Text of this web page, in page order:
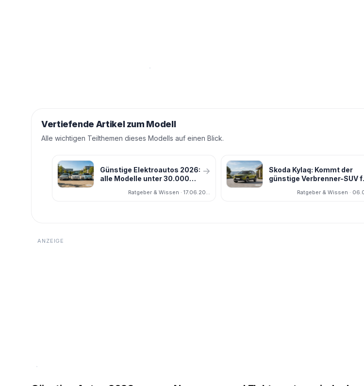
Vertiefende Artikel zum Modell
Alle wichtigen Teilthemen dieses Modells auf einen Blick.
Günstige Elektroautos 2026:
alle Modelle unter 30.000
→
Ratgeber & Wissen · 17.06.2026
Skoda Kylaq: Kommt der
günstige Verbrenner-SUV
Deutschland?